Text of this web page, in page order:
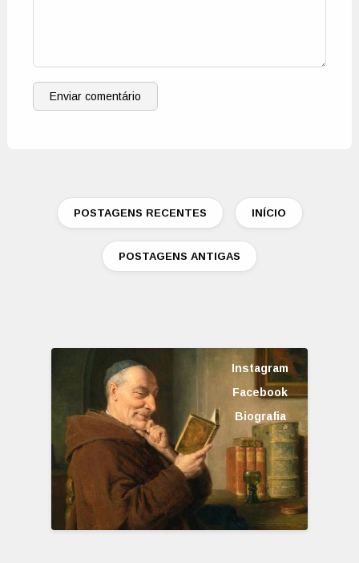
Enviar comentário
POSTAGENS RECENTES INÍCIO
POSTAGENS ANTIGAS
Instagram
Facebook
Biografia